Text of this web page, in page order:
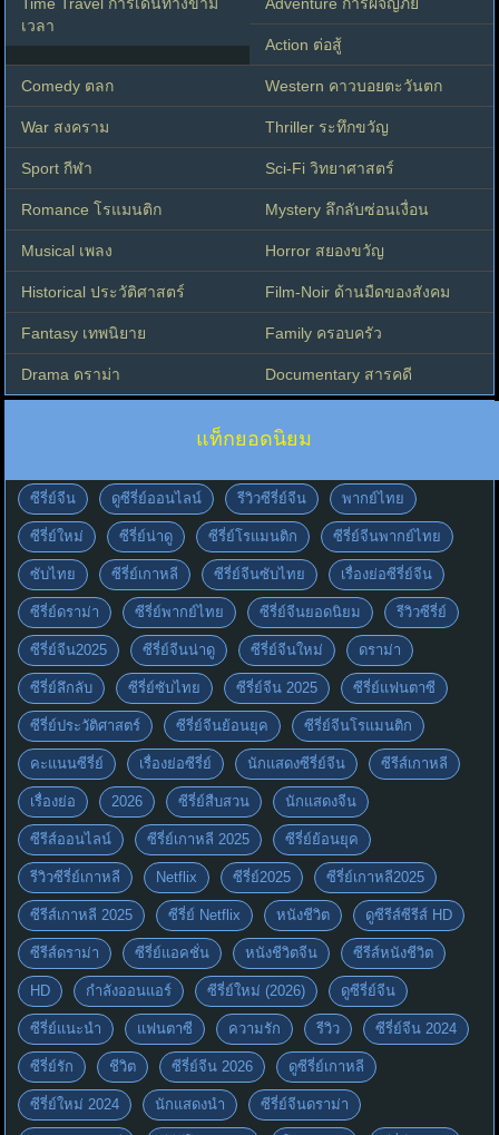
เวลา
Action ต่อสู้
Comedy ตลก Western คาวบอยตะวันตก
War สงคราม Thriller ระทึกขวัญ
Sport กีฬา Sci-Fi วิทยาศาสตร์
Romance โรแมนติก Mystery ลึกลับซ่อนเงื่อน
Musical เพลง Horror สยองขวัญ
Historical ประวัติศาสตร์ Film-Noir ด้านมืดของสังคม
Fantasy เทพนิยาย Family ครอบครัว
Drama ดราม่า Documentary สารคดี
แท็กยอดนิยม
ซีรี่ย์จีน ดูซีรี่ย์ออนไลน์ รีวิวซีรี่ย์จีน พากย์ไทย
ซีรี่ย์ใหม่ ซีรี่ย์น่าดู ซีรี่ย์โรแมนติก ซีรี่ย์จีนพากย์ไทย
ซับไทย ซีรี่ย์เกาหลี ซีรี่ย์จีนซับไทย เรื่องย่อซีรี่ย์จีน
ซีรี่ย์ดราม่า ซีรี่ย์พากย์ไทย ซีรี่ย์จีนยอดนิยม รีวิวซีรี่ย์
ซีรี่ย์จีน2025 ซีรี่ย์จีนน่าดู ซีรี่ย์จีนใหม่ ดราม่า
ซีรี่ย์ลึกลับ ซีรี่ย์ซับไทย ซีรี่ย์จีน 2025 ซีรี่ย์แฟนตาซี
ซีรี่ย์ประวัติศาสตร์ ซีรี่ย์จีนย้อนยุค ซีรี่ย์จีนโรแมนติก
คะแนนซีรี่ย์ เรื่องย่อซีรี่ย์ นักแสดงซีรี่ย์จีน ซีรีส์เกาหลี
เรื่องย่อ 2026 ซีรี่ย์สืบสวน นักแสดงจีน
ซีรีส์ออนไลน์ ซีรี่ย์เกาหลี 2025 ซีรี่ย์ย้อนยุค
รีวิวซีรี่ย์เกาหลี Netflix ซีรี่ย์2025 ซีรี่ย์เกาหลี2025
ซีรีส์เกาหลี 2025 ซีรี่ย์ Netflix หนังชีวิต ดูซีรีส์ซีรีส์ HD
ซีรีส์ดราม่า ซีรี่ย์แอคชั่น หนังชีวิตจีน ซีรีส์หนังชีวิต
HD กำลังออนแอร์ ซีรี่ย์ใหม่ (2026) ดูซีรี่ย์จีน
ซีรี่ย์แนะนำ แฟนตาซี ความรัก รีวิว ซีรี่ย์จีน 2024
ซีรี่ย์รัก ชีวิต ซีรี่ย์จีน 2026 ดูซีรี่ย์เกาหลี
ซีรี่ย์ใหม่ 2024 นักแสดงนำ ซีรี่ย์จีนดราม่า